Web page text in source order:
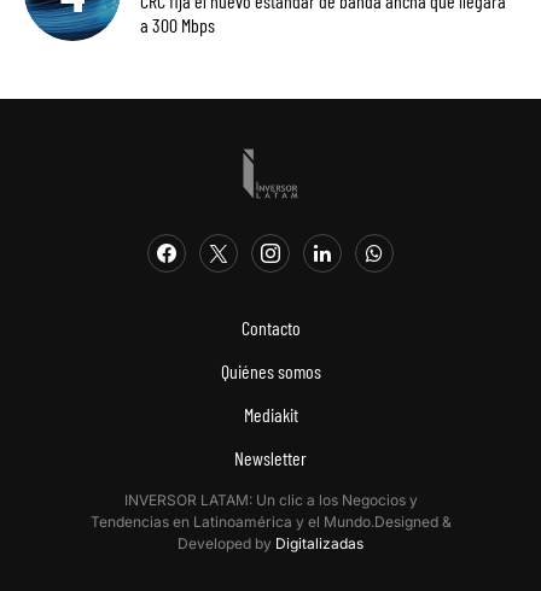
a 300 Mbps
Contacto
Quiénes somos
Mediakit
Newsletter
INVERSOR LATAM: Un clic a los Negocios y
Tendencias en Latinoamérica y el Mundo.Designed &
Developed by Digitalizadas